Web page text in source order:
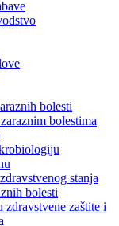
bolesti
bolestima
stanja
bolesti
zaštite i